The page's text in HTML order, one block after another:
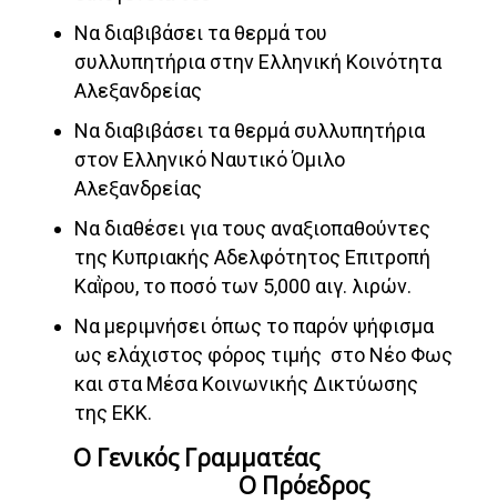
Να διαβιβάσει τα θερμά του
συλλυπητήρια στην Ελληνική Κοινότητα
Αλεξανδρείας
Να διαβιβάσει τα θερμά συλλυπητήρια
στον Ελληνικό Ναυτικό Όμιλο
Αλεξανδρείας
Να διαθέσει για τους αναξιοπαθούντες
της Κυπριακής Αδελφότητος Επιτροπή
Καῒρου, το ποσό των 5,000 αιγ. λιρών.
Να μεριμνήσει όπως το παρόν ψήφισμα
ως ελάχιστος φόρος τιμής στο Νέο Φως
και στα Μέσα Κοινωνικής Δικτύωσης
της ΕΚΚ.
Ο Γενικός Γραμματέας
Ο Πρόεδρος